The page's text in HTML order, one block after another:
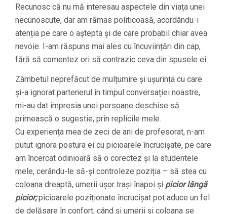
Recunosc că nu mă interesau aspectele din viața unei
necunoscute, dar am rămas politicoasă, acordându-i
atenția pe care o aștepta și de care probabil chiar avea
nevoie. I-am răspuns mai ales cu încuviințări din cap,
fără să comentez ori să contrazic ceva din spusele ei.
Zâmbetul neprefăcut de mulțumire și ușurința cu care
și-a ignorat partenerul în timpul conversației noastre,
mi-au dat impresia unei persoane deschise să
primească o sugestie, prin replicile mele.
Cu experiența mea de zeci de ani de profesorat, n-am
putut ignora postura ei cu picioarele încrucișate, pe care
am încercat odinioară să o corectez și la studentele
mele, cerându-le să-și controleze poziția – să stea cu
coloana dreaptă, umerii ușor trași înapoi și picior lângă
picior;picioarele poziționate încrucișat pot aduce un fel
de delăsare în confort, când și umerii și coloana se